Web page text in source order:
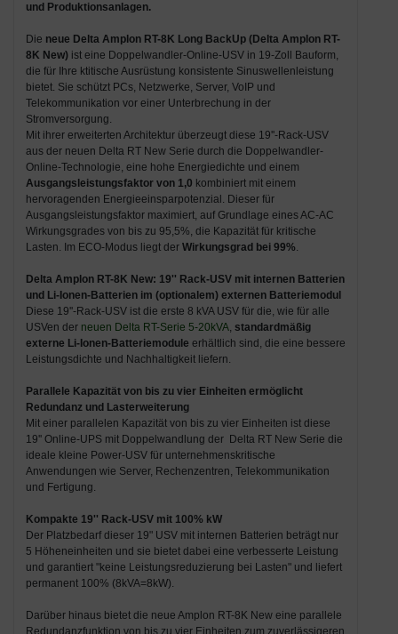
und Produktions­anlagen.
Die neue Delta Amplon RT-8K Long BackUp (Delta Amplon RT-
8K New)ist eine Doppelwandler-Online-USV in 19-Zoll Bauform,
die für Ihre ktitische Ausrüstung konsistente Sinuswellenleistung
bietet. Sie schützt PCs, Netzwerke, Server, VoIP und
Telekommunikation vor einer Unterbrechung in der
Stromversorgung.
Mit ihrer erweiterten Architektur überzeugt diese 19''-Rack-USV
aus der neuen Delta RT New Serie durch die Doppelwandler-
Online-Technologie, eine hohe Energiedichte und einem
Ausgangs­leistungs­faktor von 1,0 kombiniert mit einem
hervoragenden Energieeinsparpotenzial. Dieser für
Ausgangsleistungsfaktor maximiert, auf Grundlage eines AC-AC
Wirkungsgrades von bis zu 95,5%, die Kapazität für kritische
Lasten. Im ECO-Modus liegt der Wirkungsgrad bei 99%.
Delta Amplon RT-8K New: 19'' Rack-USV mit internen Batterien
und Li-Ionen-Batterien im (optionalem) externen Batteriemodul
Diese 19''-Rack-USV ist die erste 8 kVA USV für die, wie für alle
USVen der neuen Delta RT-Serie 5-20kVA, standardmäßig
externe Li-Ionen-Batteriemodule erhältlich sind, die eine bessere
Leistungsdichte und Nachhaltigkeit liefern.
Parallele Kapazität von bis zu vier Einheiten ermöglicht
Redundanz und Lasterweiterung
Mit einer parallelen Kapazität von bis zu vier Einheiten ist diese
19'' Online-UPS mit Doppelwandlung der Delta RT New Serie die
ideale kleine Power-USV für unternehmenskritische
Anwendungen wie Server, Rechenzentren, Telekommunikation
und Fertigung.
Kompakte 19'' Rack-USV mit 100% kW
Der Platzbedarf dieser 19" USV mit internen Batterien beträgt nur
5 Höheneinheiten und sie bietet dabei eine verbesserte Leistung
und garantiert "keine Leistungsreduzierung bei Lasten" und liefert
permanent 100% (8kVA=8kW).
Darüber hinaus bietet die neue Amplon RT-8K New eine parallele